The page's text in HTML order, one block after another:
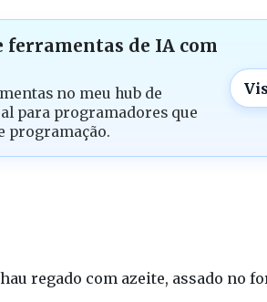
ferramentas de IA com
no meu hub de
para programadores que
programação.
regado com azeite, assado no